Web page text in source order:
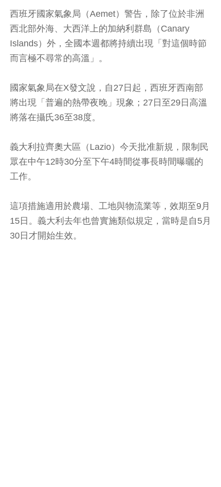
西班牙國家氣象局（Aemet）警告，除了位於非洲
西北部外海、大西洋上的加納利群島（Canary
Islands）外，全國本週都將持續出現「對這個時節
而言極不尋常的高溫」。
國家氣象局在X發文說，自27日起，西班牙西南部
將出現「普遍的熱帶夜晚」現象；27日至29日高溫
將落在攝氏36至38度。
義大利拉齊奧大區（Lazio）今天批准新規，限制民
眾在中午12時30分至下午4時間從事長時間曝曬的
工作。
這項措施適用於農場、工地與物流業等，效期至9月
15日。義大利去年也曾實施類似規定，當時是自5月
30日才開始生效。